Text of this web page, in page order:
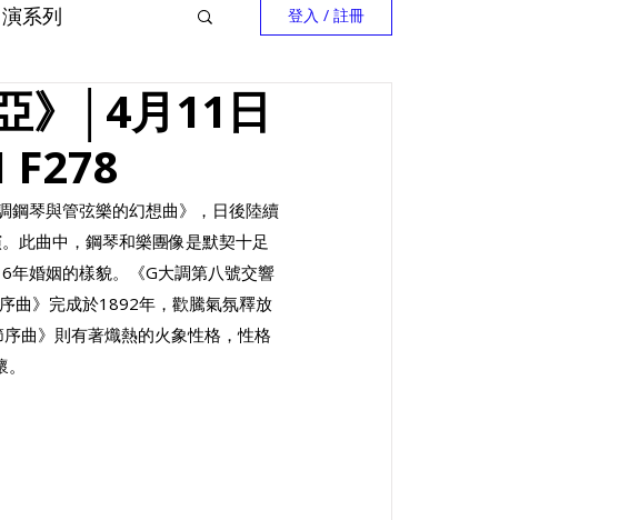
系列 登入 / 註冊
》│4月11日
F278
鋼琴與管弦樂的幻想曲》，日後陸續
此曲中，鋼琴和樂團像是默契十足
年婚姻的樣貌。《G大調第八號交響
曲》完成於1892年，歡騰氣氛釋放
曲》則有著熾熱的火象性格，性格